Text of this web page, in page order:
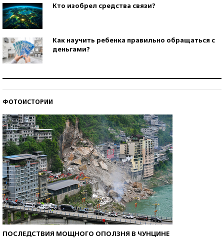
Кто изобрел средства связи?
Как научить ребенка правильно обращаться с
деньгами?
ФОТОИСТОРИИ
ПОСЛЕДСТВИЯ МОЩНОГО ОПОЛЗНЯ В ЧУНЦИНЕ